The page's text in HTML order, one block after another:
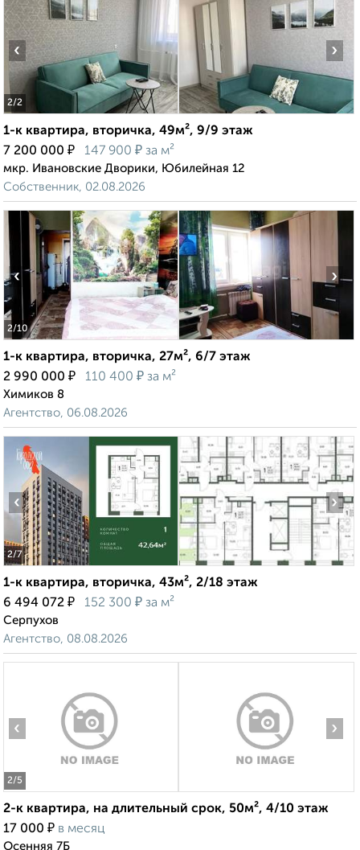
2/2
‹ ›
1-к квартира, вторичка, 49м², 9/9 этаж
7 200 000 ₽ 147 900 ₽ за м²
мкр. Ивановские Дворики, Юбилейная 12
Собственник, 02.08.2026
2/10
‹ ›
1-к квартира, вторичка, 27м², 6/7 этаж
2 990 000 ₽ 110 400 ₽ за м²
Химиков 8
Агентство, 06.08.2026
2/7
‹ ›
1-к квартира, вторичка, 43м², 2/18 этаж
6 494 072 ₽ 152 300 ₽ за м²
Серпухов
Агентство, 08.08.2026
2/5
‹ ›
2-к квартира, на длительный срок, 50м², 4/10 этаж
17 000 ₽ в месяц
Осенняя 7Б